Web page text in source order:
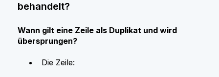
behandelt?
Wann gilt eine Zeile als Duplikat und wird
übersprungen?
Die Zeile: